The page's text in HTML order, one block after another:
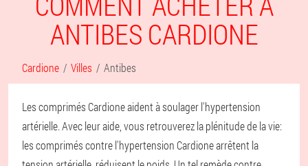
ANTIBES CARDIONE
Cardione Villes Antibes
Les comprimés Cardione aident à soulager l'hypertension
artérielle. Avec leur aide, vous retrouverez la plénitude de la vie:
les comprimés contre l'hypertension Cardione arrêtent la